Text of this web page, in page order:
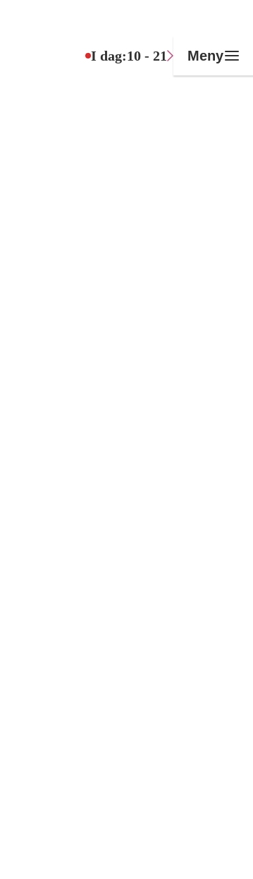
I dag:10 - 21 Meny